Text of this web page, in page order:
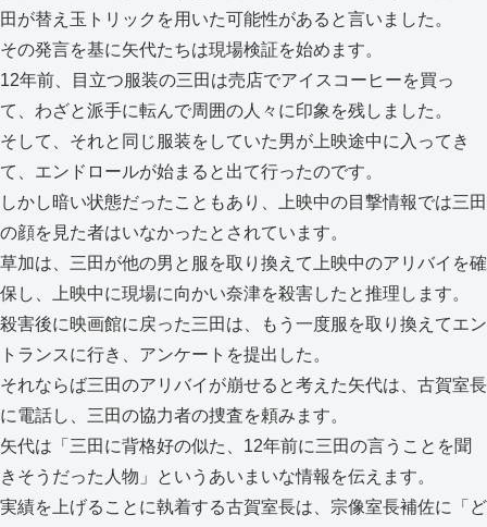
田が替え玉トリックを用いた可能性があると言いました。
その発言を基に矢代たちは現場検証を始めます。
12年前、目立つ服装の三田は売店でアイスコーヒーを買っ
て、わざと派手に転んで周囲の人々に印象を残しました。
そして、それと同じ服装をしていた男が上映途中に入ってき
て、エンドロールが始まると出て行ったのです。
しかし暗い状態だったこともあり、上映中の目撃情報では三田
の顔を見た者はいなかったとされています。
草加は、三田が他の男と服を取り換えて上映中のアリバイを確
保し、上映中に現場に向かい奈津を殺害したと推理します。
殺害後に映画館に戻った三田は、もう一度服を取り換えてエン
トランスに行き、アンケートを提出した。
それならば三田のアリバイが崩せると考えた矢代は、古賀室長
に電話し、三田の協力者の捜査を頼みます。
矢代は「三田に背格好の似た、12年前に三田の言うことを聞
きそうだった人物」というあいまいな情報を伝えます。
実績を上げることに執着する古賀室長は、宗像室長補佐に「ど